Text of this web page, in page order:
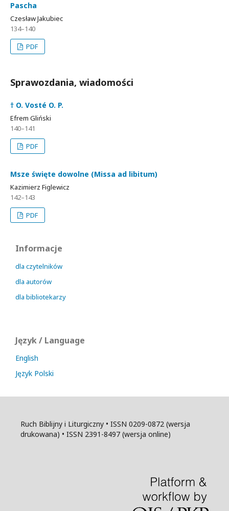
Pascha
Czesław Jakubiec
134–140
PDF
Sprawozdania, wiadomości
† O. Vosté O. P.
Efrem Gliński
140–141
PDF
Msze święte dowolne (Missa ad libitum)
Kazimierz Figlewicz
142–143
PDF
Informacje
dla czytelników
dla autorów
dla bibliotekarzy
Język / Language
English
Język Polski
Ruch Biblijny i Liturgiczny • ISSN 0209-0872 (wersja
drukowana) • ISSN 2391-8497 (wersja online)